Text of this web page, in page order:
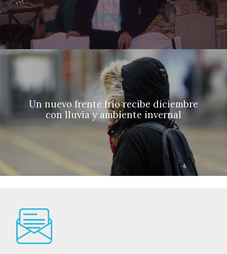
Un nuevo frente frío recibe diciembre
con lluvia y ambiente invernal